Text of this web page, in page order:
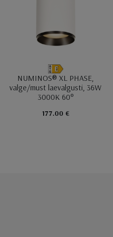
NUMINOS® XL PHASE,
valge/must laevalgusti, 36W
3000K 60°
177.00 €